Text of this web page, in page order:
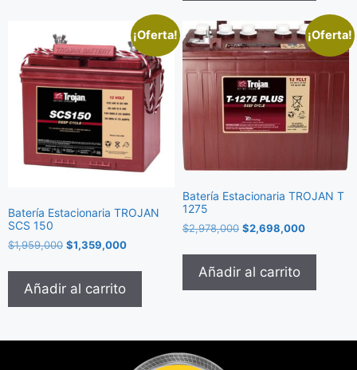
¡Oferta!
Batería Estacionaria TROJAN
SCS 150
$1,959,000 $1,359,000
Añadir al carrito
¡Oferta!
Batería Estacionaria TROJAN T
1275
$2,978,000 $2,698,000
Añadir al carrito